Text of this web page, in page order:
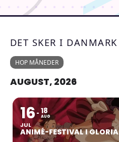
DET SKER I DANMARK
HOP MÅNEDER
AUGUST, 2026
16
JUL
18
AUG
ANIMÉ-FESTIVAL I GLORIA